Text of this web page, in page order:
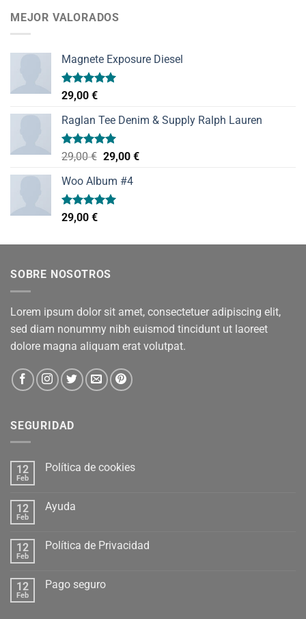
MEJOR VALORADOS
Magnete Exposure Diesel
Valorado
con
de 5
29,00 €
Raglan Tee Denim & Supply Ralph Lauren
Valorado
de 5
29,00€ El
original
era:
29,00 €El
Woo Album #4
Valorado
con
29,00 €
SOBRE NOSOTROS
Lorem ipsum dolor sit amet, consectetuer adipiscing elit,
sed diam nonummy nibh euismod tincidunt ut laoreet
dolore magna aliquam erat volutpat.
SEGURIDAD
12
Feb
Política de cookies
12
Feb
Ayuda
12
Feb
Política de Privacidad
12
Feb
Pago seguro